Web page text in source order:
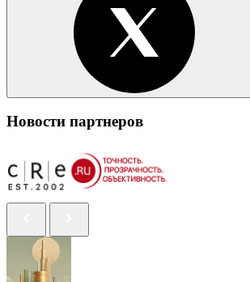
Новости партнеров